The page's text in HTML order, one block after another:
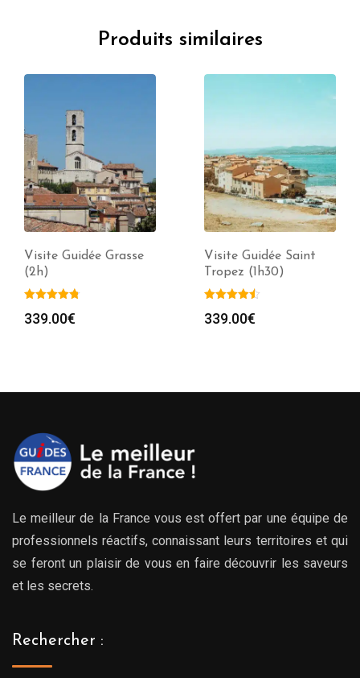
Produits similaires
Visite Guidée Grasse
(2h)
339.00€
Visite Guidée Saint
Tropez (1h30)
339.00€
Le meilleur de la France vous est offert par une équipe de
professionnels réactifs, connaissant leurs territoires et qui
se feront un plaisir de vous en faire découvrir les saveurs
et les secrets.
Rechercher :